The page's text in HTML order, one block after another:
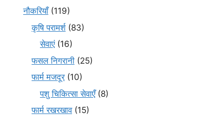
नौकरियाँ(119)
कृषि परामर्श(83)
सेवाएं(16)
फसल निगरानी (25)
फार्म मजदूर(10)
पशु चिकित्सा सेवाएँ(8)
फार्म रखरखाव(15)